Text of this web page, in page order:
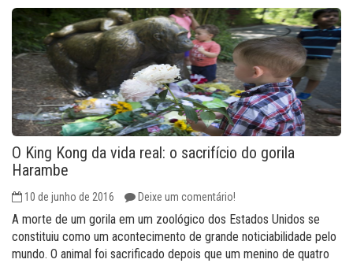
O King Kong da vida real: o sacrifício do gorila
Harambe
10 de junho de 2016 Deixe um comentário!
A morte de um gorila em um zoológico dos Estados Unidos se
constituiu como um acontecimento de grande noticiabilidade pelo
mundo. O animal foi sacrificado depois que um menino de quatro